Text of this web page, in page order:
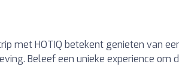
met HOTIQ betekent genieten van
Beleef een unieke experience om